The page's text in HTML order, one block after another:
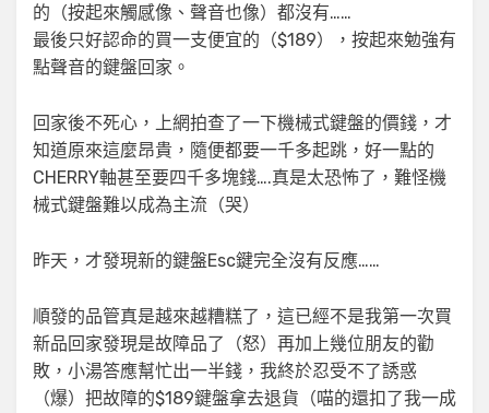
的（按起來觸感像、聲音也像）都沒有……
最後只好認命的買一支便宜的（$189），按起來勉強有
點聲音的鍵盤回家。
回家後不死心，上網拍查了一下機械式鍵盤的價錢，才
知道原來這麼昂貴，隨便都要一千多起跳，好一點的
CHERRY軸甚至要四千多塊錢….真是太恐怖了，難怪機
械式鍵盤難以成為主流（哭）
昨天，才發現新的鍵盤Esc鍵完全沒有反應……
順發的品管真是越來越糟糕了，這已經不是我第一次買
新品回家發現是故障品了（怒）再加上幾位朋友的勸
敗，小湯答應幫忙出一半錢，我終於忍受不了誘惑
（爆）把故障的$189鍵盤拿去退貨（喵的還扣了我一成